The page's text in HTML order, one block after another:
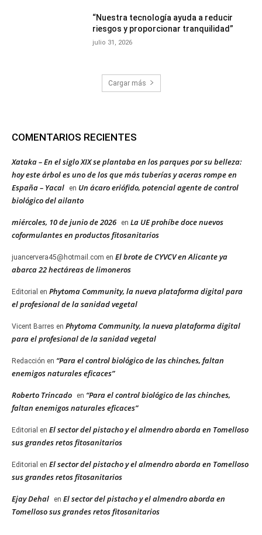
“Nuestra tecnología ayuda a reducir
riesgos y proporcionar tranquilidad”
julio 31, 2026
Cargar más
COMENTARIOS RECIENTES
Xataka – En el siglo XIX se plantaba en los parques por su belleza:
hoy este árbol es uno de los que más tuberías y aceras rompe en
España – Yacal
en Un ácaro eriófido, potencial agente de control
biológico del ailanto
miércoles, 10 de junio de 2026 en La UE prohíbe doce nuevos
coformulantes en productos fitosanitarios
juancervera45@hotmail.com en El brote de CYVCV en Alicante ya
abarca 22 hectáreas de limoneros
Editorial en Phytoma Community, la nueva plataforma digital para
el profesional de la sanidad vegetal
Vicent Barres en Phytoma Community, la nueva plataforma digital
para el profesional de la sanidad vegetal
Redacción en “Para el control biológico de las chinches, faltan
enemigos naturales eficaces”
Roberto Trincado en “Para el control biológico de las chinches,
faltan enemigos naturales eficaces”
Editorial en El sector del pistacho y el almendro aborda en Tomelloso
sus grandes retos fitosanitarios
Editorial en El sector del pistacho y el almendro aborda en Tomelloso
sus grandes retos fitosanitarios
Ejay Dehal en El sector del pistacho y el almendro aborda en
Tomelloso sus grandes retos fitosanitarios